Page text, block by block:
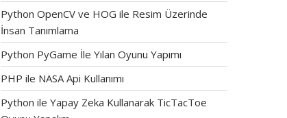
Python OpenCV ve HOG ile Resim Üzerinde
İnsan Tanımlama
Python PyGame İle Yılan Oyunu Yapımı
PHP ile NASA Api Kullanımı
Python ile Yapay Zeka Kullanarak TicTacToe